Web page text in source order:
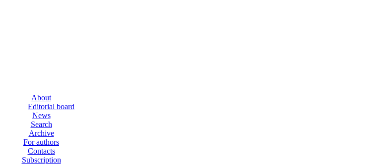
About
Editorial board
News
Search
Archive
For authors
Contacts
Subscription